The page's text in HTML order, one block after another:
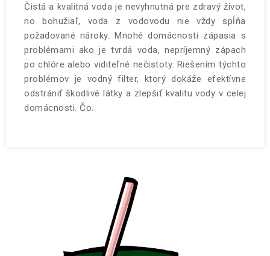
Čistá a kvalitná voda je nevyhnutná pre zdravý život,
no bohužiaľ, voda z vodovodu nie vždy spĺňa
požadované nároky. Mnohé domácnosti zápasia s
problémami ako je tvrdá voda, nepríjemný zápach
po chlóre alebo viditeľné nečistoty. Riešením týchto
problémov je vodný filter, ktorý dokáže efektívne
odstrániť škodlivé látky a zlepšiť kvalitu vody v celej
domácnosti. Čo.